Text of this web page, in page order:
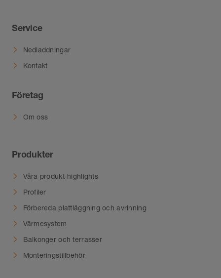
Service
Nedladdningar
Kontakt
Företag
Om oss
Produkter
Våra produkt-highlights
Profiler
Förbereda plattläggning och avrinning
Värmesystem
Balkonger och terrasser
Monteringstillbehör